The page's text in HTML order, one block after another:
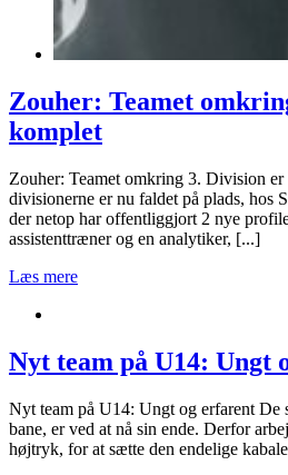
Zouher: Teamet
komplet
Zouher: Teamet omkring 3. Division
divisionerne er nu faldet på plads, hos
der netop har offentliggjort 2 nye
assistenttræner og en analytiker, [...]
Læs mere
Nyt team på U14: Ungt
Nyt team på U14: Ungt og erfarent De
bane, er ved at nå sin ende. Derfor
højtryk, for at sætte den endelige